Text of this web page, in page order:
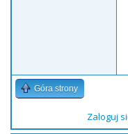
Góra strony
Zaloguj